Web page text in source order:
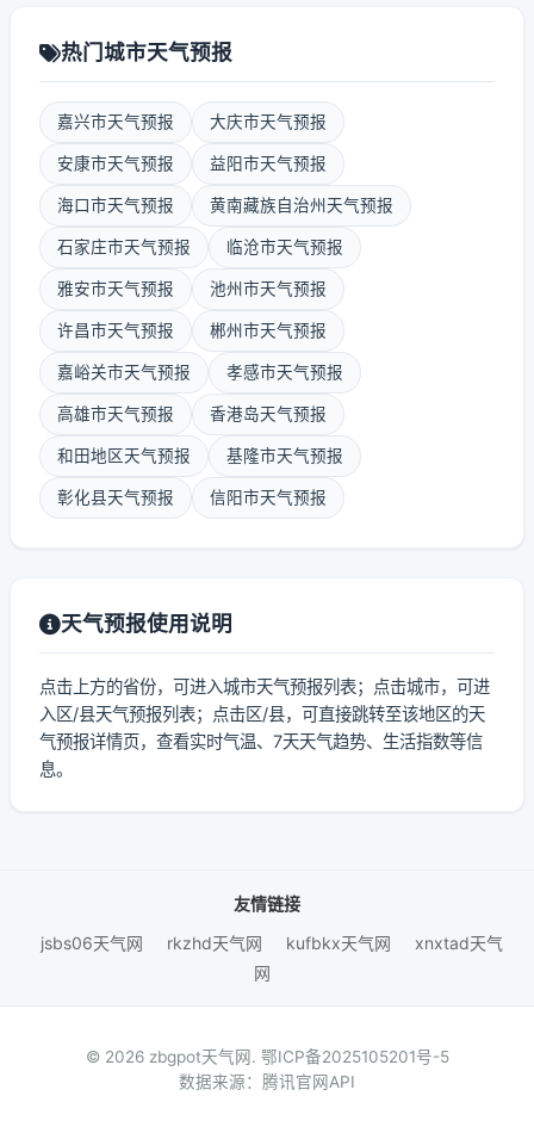
热门城市天气预报
嘉兴市天气预报 大庆市天气预报
安康市天气预报 益阳市天气预报
海口市天气预报 黄南藏族自治州天气预报
石家庄市天气预报 临沧市天气预报
雅安市天气预报 池州市天气预报
许昌市天气预报 郴州市天气预报
嘉峪关市天气预报 孝感市天气预报
高雄市天气预报 香港岛天气预报
和田地区天气预报 基隆市天气预报
彰化县天气预报 信阳市天气预报
天气预报使用说明
点击上方的省份，可进入城市天气预报列表；点击城市，可进
入区/县天气预报列表；点击区/县，可直接跳转至该地区的天
气预报详情页，查看实时气温、7天天气趋势、生活指数等信
息。
友情链接
jsbs06天气网
rkzhd天气网 kufbkx天气网
xnxtad天气
网
© 2026 zbgpot天气网. 鄂ICP备2025105201号-5
数据来源：腾讯官网API